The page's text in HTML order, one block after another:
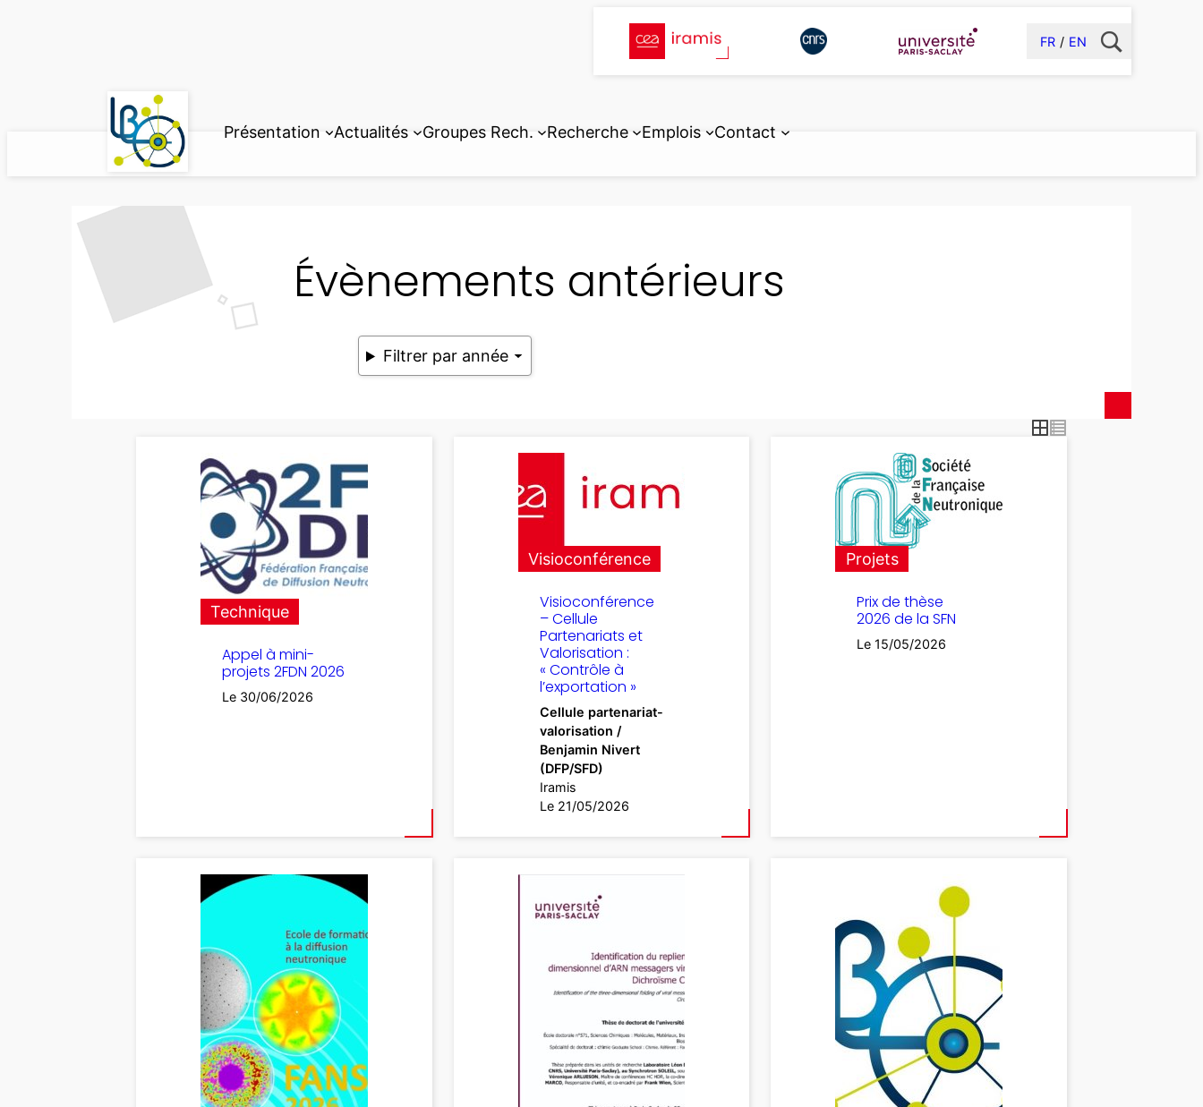
FR EN
Présentation Actualités Groupes Rech. Recherche Emplois Contact
Évènements antérieurs
Filtrer par année
Technique
Appel à mini-
projets 2FDN 2026
Le 30/06/2026
Visioconférence
Visioconférence
– Cellule
Partenariats et
Valorisation :
« Contrôle à
l’exportation »
Cellule partenariat-
valorisation /
Benjamin Nivert
(DFP/SFD)
Iramis
Le 21/05/2026
Projets
Prix de thèse
2026 de la SFN
Le 15/05/2026